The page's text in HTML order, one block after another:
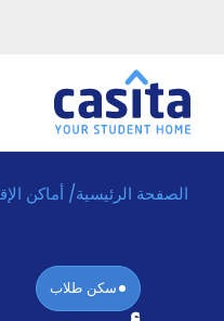
الرئيسية عربي
دخول
الصفحة الرئيسية/ أماكن
سكن طلاب